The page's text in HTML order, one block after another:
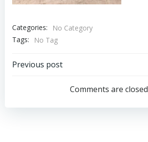
Categories:
No Category
Tags:
No Tag
Bericht
navigatie
Previous post
Comments are closed